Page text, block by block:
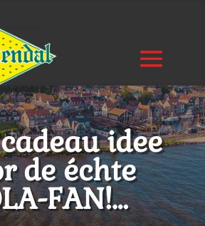
idee
de échte
FAN!…